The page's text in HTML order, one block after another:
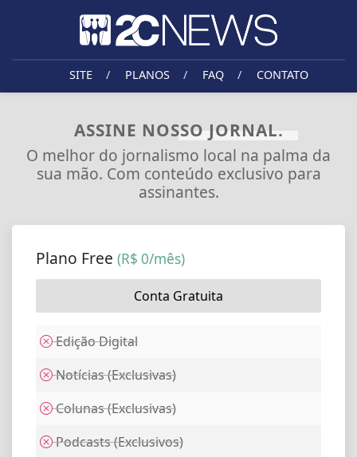
SITE / PLANOS / FAQ / CONTATO
ASSINE NOSSO JORNAL.
O melhor do jornalismo local na palma da
sua mão. Com conteúdo exclusivo para
assinantes.
Plano Free (R$ 0/mês)
Conta Gratuita
Edição Digital
Notícias (Exclusivas)
Colunas (Exclusivas)
Podcasts (Exclusivos)